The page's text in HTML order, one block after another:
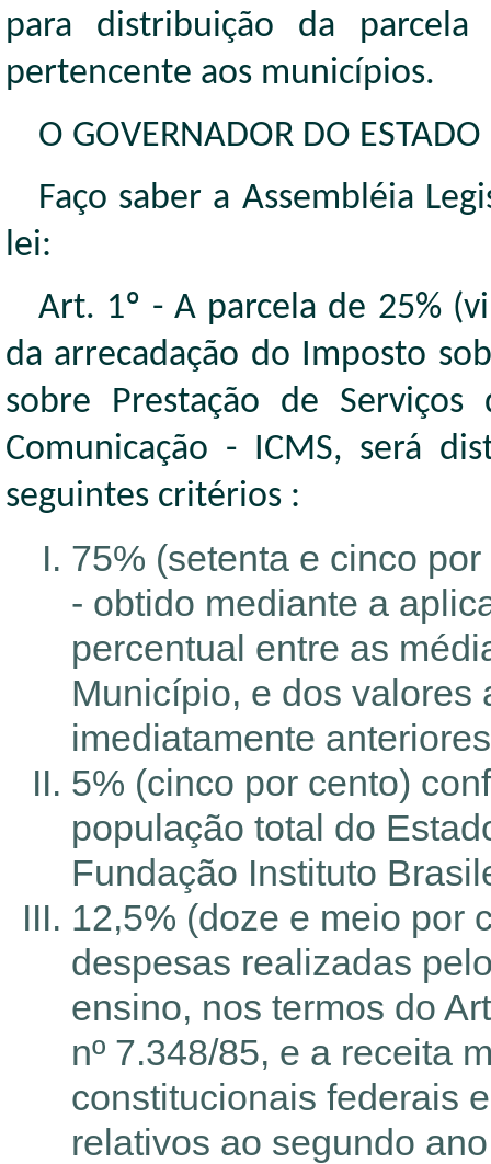
para distribuição da
pertencente aos municípios.
O GOVERNADOR DO
Faço saber a Assembléia
lei:
Art. 1º - A parcela de 25%
da arrecadação do Imposto
sobre Prestação de
Comunicação - ICMS, será
seguintes critérios :
75% (setenta e cinco
- obtido mediante a
percentual entre as
Município, e dos valores
imediatamente
5% (cinco por cento)
população total do
Fundação Instituto
12,5% (doze e meio por
despesas realizadas
ensino, nos termos do
nº 7.348/85, e a receita
constitucionais federais
relativos ao segundo